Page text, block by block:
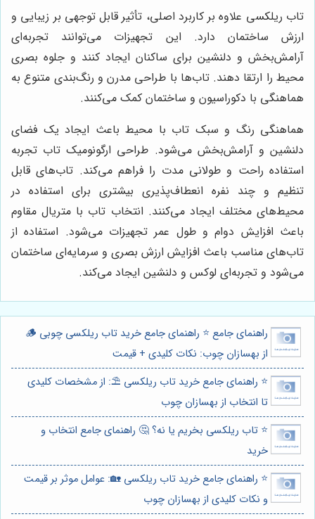
تاب ریلکسی علاوه بر کاربرد اصلی، تأثیر قابل توجهی بر زیبایی و
ارزش ساختمان دارد. این تجهیزات می‌توانند تجربه‌ای
آرامش‌بخش و دلنشین برای ساکنان ایجاد کنند و جلوه بصری
محیط را ارتقا دهند. تاب‌ها با طراحی مدرن و رنگ‌بندی متنوع به
هماهنگی با دکوراسیون و ساختمان کمک می‌کنند.
هماهنگی رنگ و سبک تاب با محیط باعث ایجاد یک فضای
دلنشین و آرامش‌بخش می‌شود. طراحی ارگونومیک تاب تجربه
استفاده راحت و طولانی مدت را فراهم می‌کند. تاب‌های قابل
تنظیم و چند نفره انعطاف‌پذیری بیشتری برای استفاده در
محیط‌های مختلف ایجاد می‌کنند. انتخاب تاب با متریال مقاوم
باعث افزایش دوام و طول عمر تجهیزات می‌شود. استفاده از
تاب‌های مناسب باعث افزایش ارزش بصری و سرمایه‌ای ساختمان
می‌شود و تجربه‌ای لوکس و دلنشین ایجاد می‌کند.
راهنمای جامع ⭐️ راهنمای جامع خرید تاب ریلکسی چوبی 🪵
از بهسازان چوب: نکات کلیدی + قیمت
⭐️ راهنمای جامع خرید تاب ریلکسی ⛱️: از مشخصات کلیدی
تا انتخاب از بهسازان چوب
⭐️ تاب ریلکسی بخریم یا نه؟ 🤔 راهنمای جامع انتخاب و
خرید
⭐️ راهنمای جامع خرید تاب ریلکسی 🏡: عوامل موثر بر قیمت
و نکات کلیدی از بهسازان چوب